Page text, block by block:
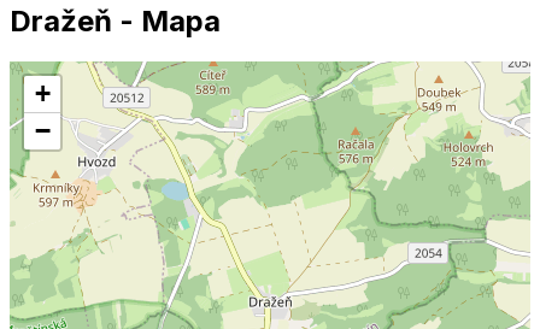
Dražeň - Mapa
+
−